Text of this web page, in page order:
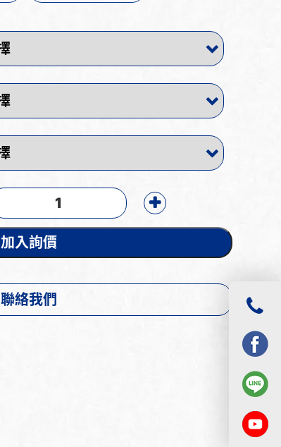
加入詢價
聯絡我們